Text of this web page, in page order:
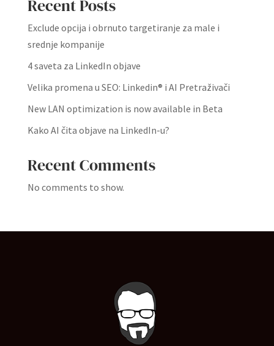
Recent Posts
Exclude opcija i obrnuto targetiranje za male i
srednje kompanije
4 saveta za LinkedIn objave
Velika promena u SEO: Linkedin® i AI Pretraživači
New LAN optimization is now available in Beta
Kako AI čita objave na LinkedIn-u?
Recent Comments
No comments to show.